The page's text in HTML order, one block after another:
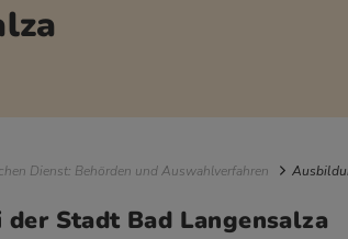
Dienst: Behörden und Auswahlverfahren
Stadt Bad Langensalza